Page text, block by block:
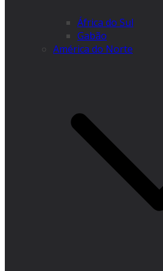
África do Sul
Gabão
América do Norte